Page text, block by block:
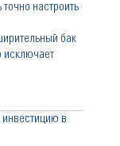
настроить
бак
исключает
инвестицию в